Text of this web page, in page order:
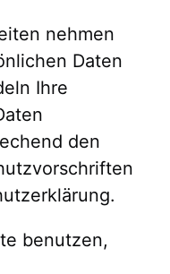
nehmen
Daten
Ihre
den
benutzen,